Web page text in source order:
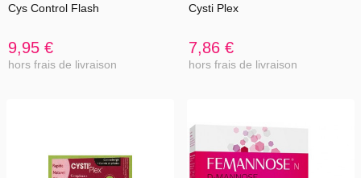
Cys Control Flash
9,95 €
hors frais de livraison
Cysti Plex
7,86 €
hors frais de livraison